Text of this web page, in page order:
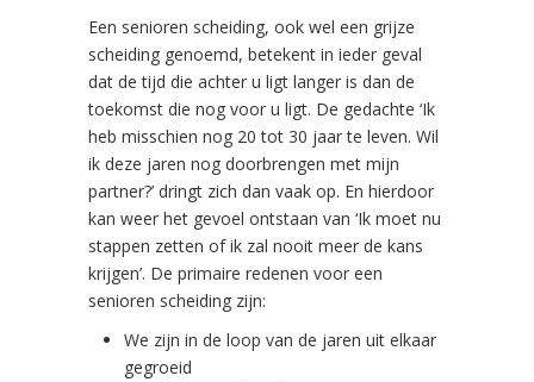
Een senioren scheiding, ook wel een grijze
scheiding genoemd, betekent in ieder geval
dat de tijd die achter u ligt langer is dan de
toekomst die nog voor u ligt. De gedachte ‘Ik
heb misschien nog 20 tot 30 jaar te leven. Wil
ik deze jaren nog doorbrengen met mijn
partner?’ dringt zich dan vaak op. En hierdoor
kan weer het gevoel ontstaan van ‘Ik moet nu
stappen zetten of ik zal nooit meer de kans
krijgen’. De primaire redenen voor een
senioren scheiding zijn:
We zijn in de loop van de jaren uit elkaar
gegroeid